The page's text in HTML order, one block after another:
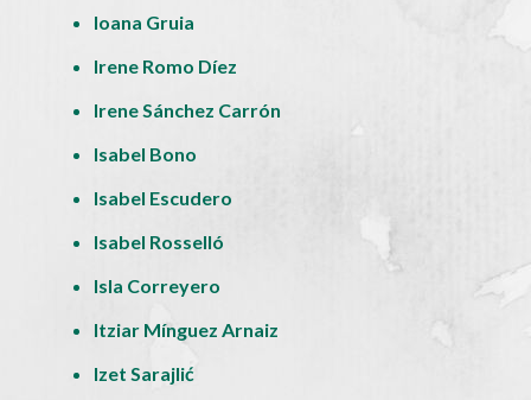
Ioana Gruia
Irene Romo Díez
Irene Sánchez Carrón
Isabel Bono
Isabel Escudero
Isabel Rosselló
Isla Correyero
Itziar Mínguez Arnaiz
Izet Sarajlić